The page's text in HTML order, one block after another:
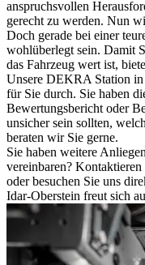
anspruchsvollen
gerecht zu werden. Nun
Doch gerade bei einer
wohlüberlegt sein. Damit
das Fahrzeug wert ist,
Unsere DEKRA Station in
für Sie durch. Sie haben
Bewertungsbericht oder
unsicher sein sollten,
beraten wir Sie gerne.
Sie haben weitere
vereinbaren?
oder besuchen Sie uns
Idar-Oberstein freut sich